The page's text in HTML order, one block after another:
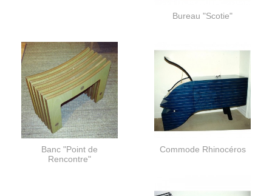
Bureau "Scotie"
Banc "Point de
Rencontre"
Commode Rhinocéros